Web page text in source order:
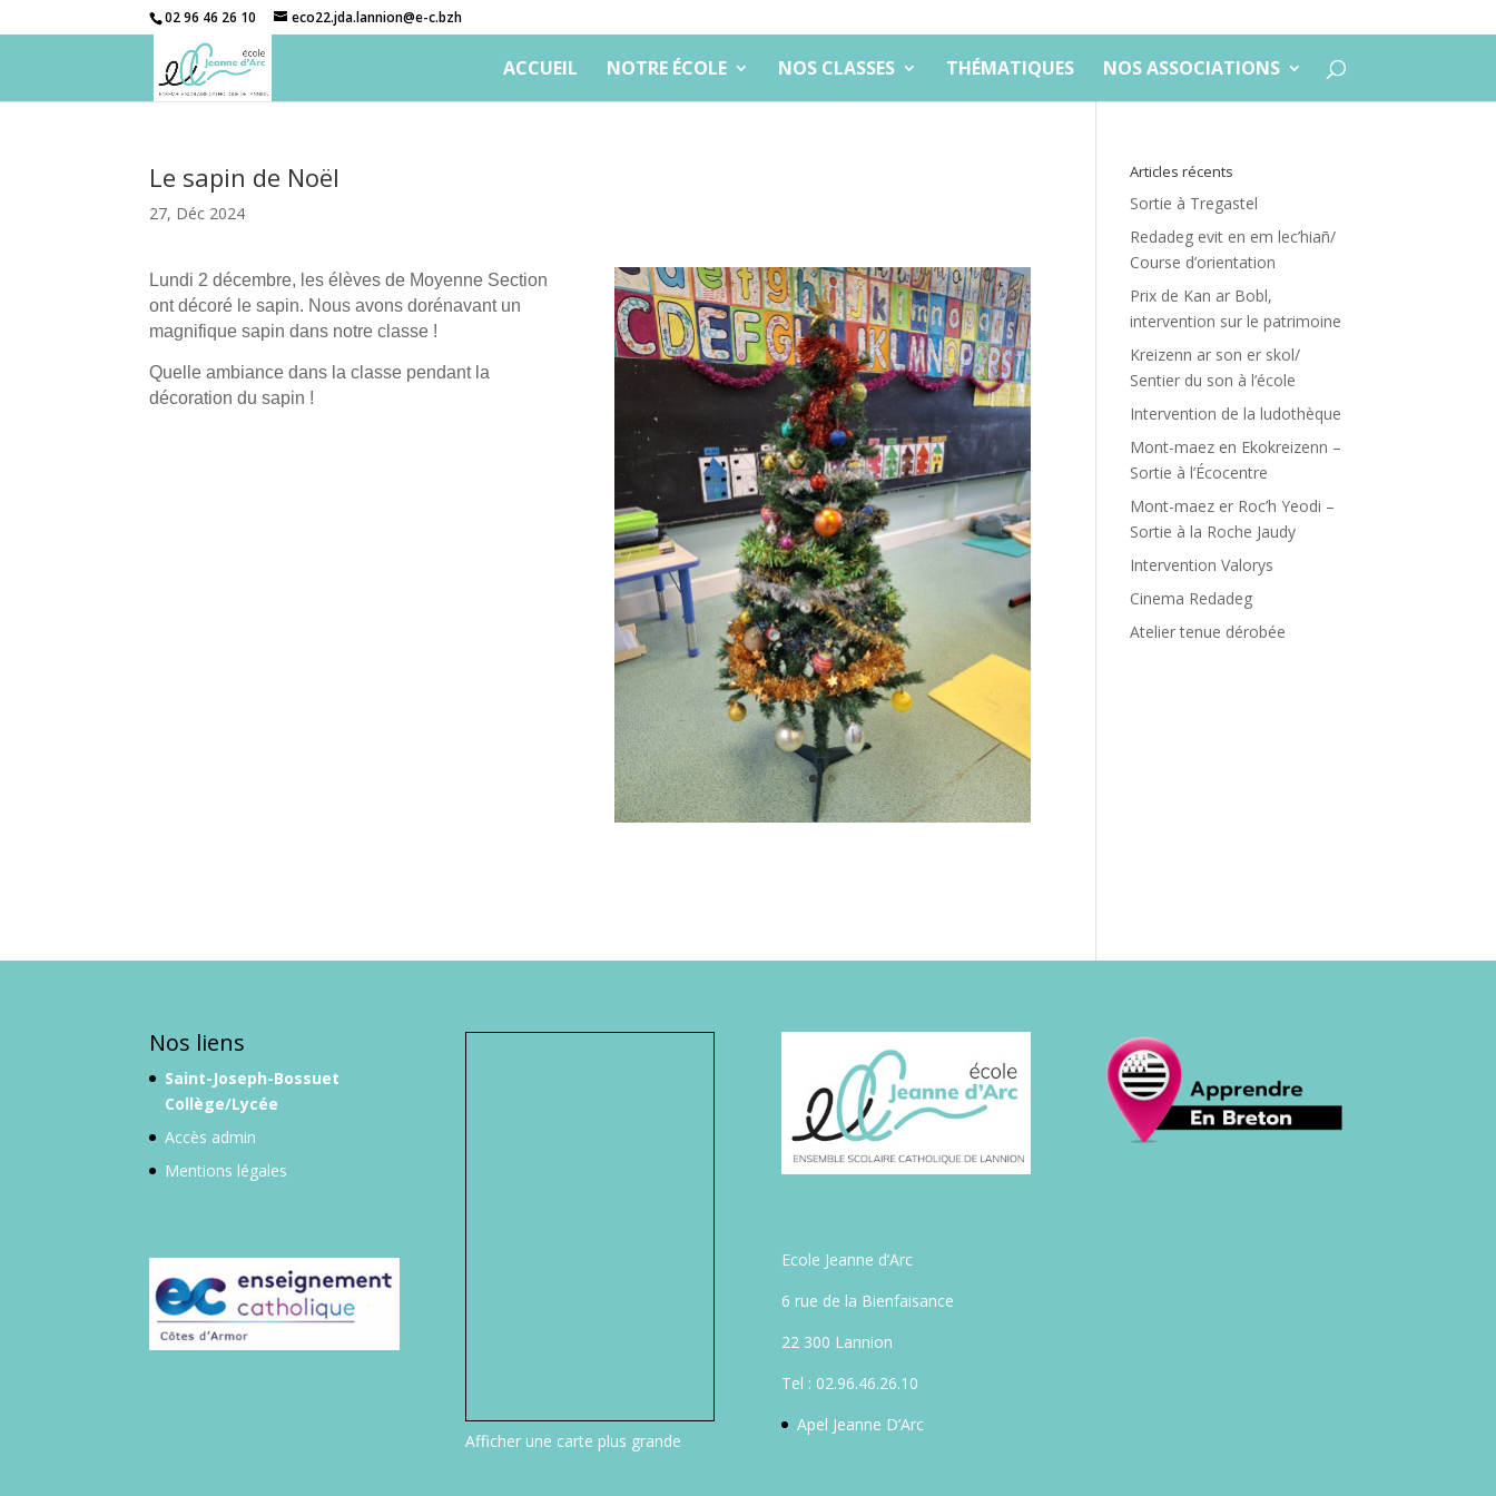
02 96 46 26 10 eco22.jda.lannion@e-c.bzh
ACCUEIL NOTRE ÉCOLE NOS CLASSES THÉMATIQUES NOS ASSOCIATIONS
Le sapin de Noël
27, Déc 2024
Lundi 2 décembre, les élèves de Moyenne Section
ont décoré le sapin. Nous avons dorénavant un
magnifique sapin dans notre classe !
Quelle ambiance dans la classe pendant la
décoration du sapin !
Articles récents
Sortie à Tregastel
Redadeg evit en em lec’hiañ/
Course d’orientation
Prix de Kan ar Bobl,
intervention sur le patrimoine
Kreizenn ar son er skol/
Sentier du son à l’école
Intervention de la ludothèque
Mont-maez en Ekokreizenn –
Sortie à l’Écocentre
Mont-maez er Roc’h Yeodi –
Sortie à la Roche Jaudy
Intervention Valorys
Cinema Redadeg
Atelier tenue dérobée
Nos liens
Saint-Joseph-Bossuet
Collège/Lycée
Accès admin
Mentions légales
Afficher une carte plus grande
Ecole Jeanne d’Arc
6 rue de la Bienfaisance
22 300 Lannion
Tel : 02.96.46.26.10
Apel Jeanne D’Arc